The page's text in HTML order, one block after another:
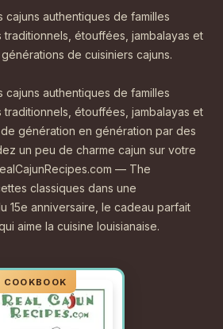
cajuns authentiques de familles
traditionnels, étouffées, jambalayas et
de cuisiniers cajuns.
cajuns authentiques de familles
traditionnels, étouffées, jambalayas et
génération en génération par des
un peu de charme cajun sur votre
— The
classiques dans une
15e anniversaire, le cadeau parfait
aime la cuisine louisianaise.